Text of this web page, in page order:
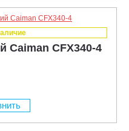
Caiman CFX340-4